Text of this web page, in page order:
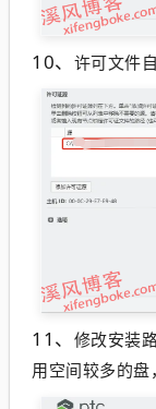
10、 许可文件
11、 修改安装
用空间较多的盘